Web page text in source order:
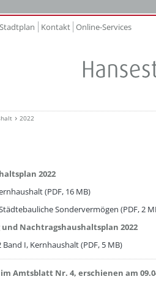
Sprache
Stadtplan Kontakt Online-Services
2022
???
2022
(PDF, 16 MB)
Sondervermögen (PDF, 2
Nachtragshaushaltsplan 2022
I, Kernhaushalt (PDF, 5 MB)
???
Amtsblatt Nr. 4, erschienen am